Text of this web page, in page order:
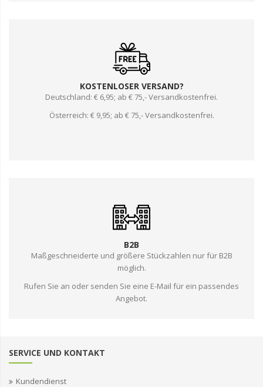
KOSTENLOSER VERSAND?
Deutschland: € 6,95; ab € 75,- Versandkostenfrei.
Österreich: € 9,95; ab € 75,- Versandkostenfrei.
B2B
Maßgeschneiderte und größere Stückzahlen nur für B2B
möglich.
Rufen Sie an oder senden Sie eine E-Mail für ein passendes
Angebot.
SERVICE UND KONTAKT
Kundendienst